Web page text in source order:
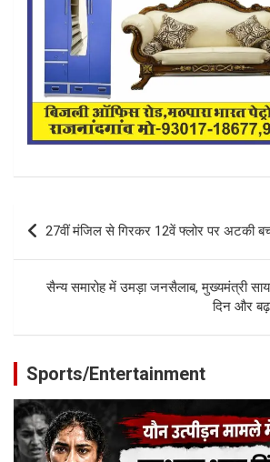
Post
navigation
27वीं मंजिल से गिरकर 12वें फ्लोर पर अटकी
सैन्य समारोह में उमड़ा जनसैलाब, मुख्यमंत्री
दिन और
Sports/Entertainment